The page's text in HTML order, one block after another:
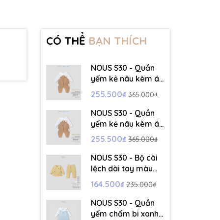
CÓ THỂ BẠN THÍCH
NOUS S30 - Quần
yếm kẻ nâu kèm áo
dài tay màu trắng -
3-6M - SS26.T5C
255.500₫ 365.000₫
NOUS S30 - Quần
yếm kẻ nâu kèm áo
dài tay màu trắng -
6-9M - SS26.T5C
255.500₫ 365.000₫
NOUS S30 - Bộ cài
lệch dài tay màu
vàng thêu trang trí
- 12-18M - SS26.T5C
164.500₫ 235.000₫
NOUS S30 - Quần
yếm chấm bi xanh